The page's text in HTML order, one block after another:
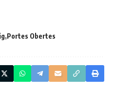
Portes Obertes